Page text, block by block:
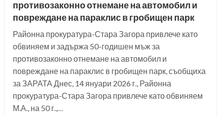
противозаконно отнемане на автомобил и
повреждане на параклис в гробищен парк
Районна прокуратура-Стара Загора привлече като
обвиняем и задържа 50-годишен мъж за
противозаконно отнемане на автомобил и
повреждане на параклис в гробищен парк, съобщиха
за ЗАРАТА Днес, 14 януари 2026 г., Районна
прокуратура-Стара Загора привлече като обвиняем
М.А., на 50 г.,…